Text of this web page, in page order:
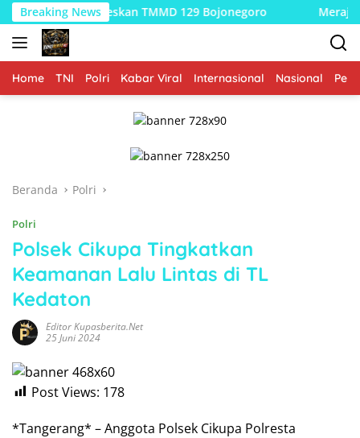
Langsung
ke
konten
Breaking NewsTMMD 129 Bojonegoro Merajut Asa di Dusun
Home TNI Polri Kabar Viral Internasional Nasional
Beranda Polri
Polri
Polsek Cikupa Tingkatkan
Keamanan Lalu Lintas di TL
Kedaton
Editor Kupasberita.net
25 Juni 2024
Post Views: 178
*Tangerang* – Anggota Polsek Cikupa Polresta